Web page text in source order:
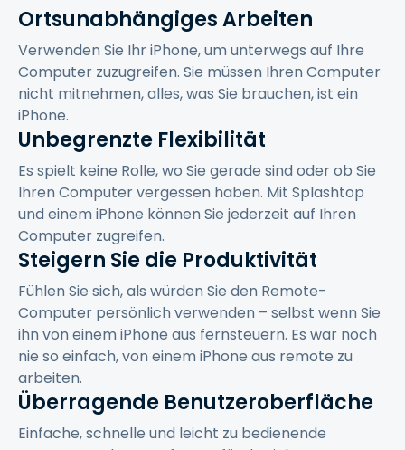
Ortsunabhängiges Arbeiten
Verwenden Sie Ihr iPhone, um unterwegs auf Ihre
Computer zuzugreifen. Sie müssen Ihren Computer
nicht mitnehmen, alles, was Sie brauchen, ist ein
iPhone.
Unbegrenzte Flexibilität
Es spielt keine Rolle, wo Sie gerade sind oder ob Sie
Ihren Computer vergessen haben. Mit Splashtop
und einem iPhone können Sie jederzeit auf Ihren
Computer zugreifen.
Steigern Sie die Produktivität
Fühlen Sie sich, als würden Sie den Remote-
Computer persönlich verwenden – selbst wenn Sie
ihn von einem iPhone aus fernsteuern. Es war noch
nie so einfach, von einem iPhone aus remote zu
arbeiten.
Überragende Benutzeroberfläche
Einfache, schnelle und leicht zu bedienende